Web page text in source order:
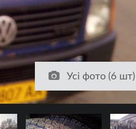
Усі фото (6 шт)